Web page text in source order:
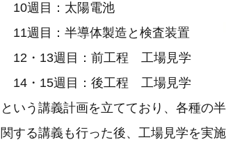
10週目：太陽電池
11週目：半導体製造と検査装置
12・13週目：前工程 工場見学
14・15週目：後工程 工場見学
という講義計画を立てており、各種の
関する講義も行った後、工場見学を実